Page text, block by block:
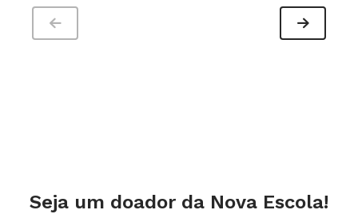
Seja um doador da Nova Escola!